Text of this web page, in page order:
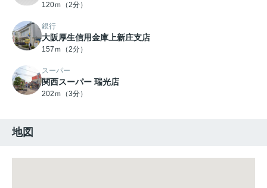
120ｍ（2分）
銀行
大阪厚生信用金庫上新庄支店
157ｍ（2分）
スーパー
関西スーパー 瑞光店
202ｍ（3分）
地図